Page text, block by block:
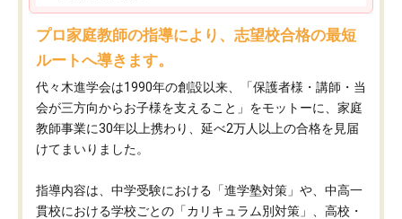
プロ家庭教師の指導により、志望校合格の最短
ルートへ導きます。
代々木進学会は1990年の創設以来、「保護者様・講師・当
会が三方向からお子様を支えること」をモットーに、家庭
教師事業に30年以上携わり、延べ2万人以上の合格を見届
けてまいりました。
指導内容は、中学受験における「進学塾対策」や、中高一
貫校における学校ごとの「カリキュラム別対策」、高校・